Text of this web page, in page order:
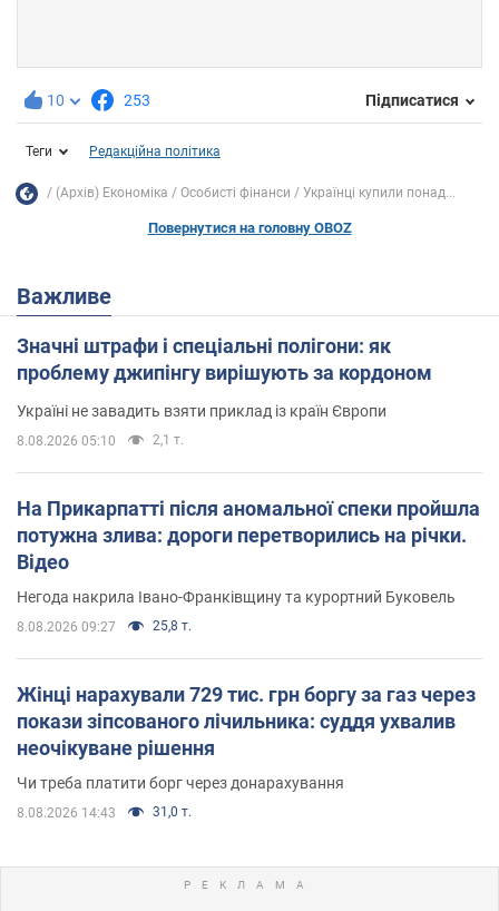
10 253 Підписатися
Теги Редакційна політика
(Архів) Економіка Особисті фінанси Українці купили понад...
Повернутися на головну OBOZ
Важливе
Значні штрафи і спеціальні полігони: як
проблему джипінгу вирішують за кордоном
Україні не завадить взяти приклад із країн Європи
8.08.2026 05:10 2,1 т.
На Прикарпатті після аномальної спеки пройшла
потужна злива: дороги перетворились на річки.
Відео
Негода накрила Івано-Франківщину та курортний Буковель
8.08.2026 09:27 25,8 т.
Жінці нарахували 729 тис. грн боргу за газ через
покази зіпсованого лічильника: суддя ухвалив
неочікуване рішення
Чи треба платити борг через донарахування
8.08.2026 14:43 31,0 т.